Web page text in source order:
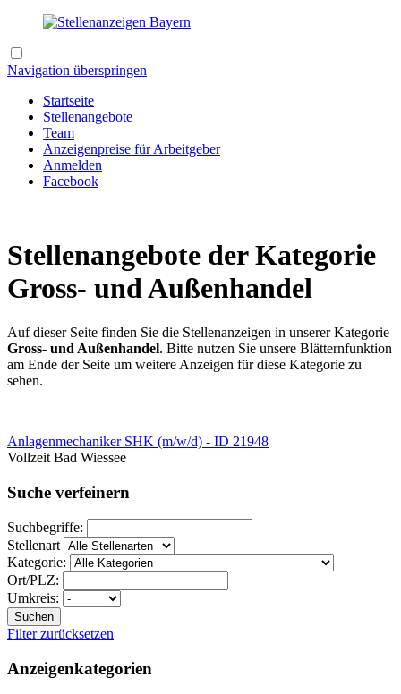
Navigation überspringen
Startseite
Stellenangebote
Team
Anzeigenpreise für Arbeitgeber
Anmelden
Facebook
Stellenangebote der Kategorie
Gross- und Außenhandel
Auf dieser Seite finden Sie die Stellenanzeigen in unserer Kategorie
Gross- und Außenhandel. Bitte nutzen Sie unsere Blätternfunktion
am Ende der Seite um weitere Anzeigen für diese Kategorie zu
sehen.
Anlagenmechaniker SHK (m/w/d) - ID 21948
Vollzeit Bad Wiessee
Suche verfeinern
Suchbegriffe:
Stellenart
Kategorie:
Ort/PLZ:
Umkreis:
Suchen
Filter zurücksetzen
Anzeigenkategorien